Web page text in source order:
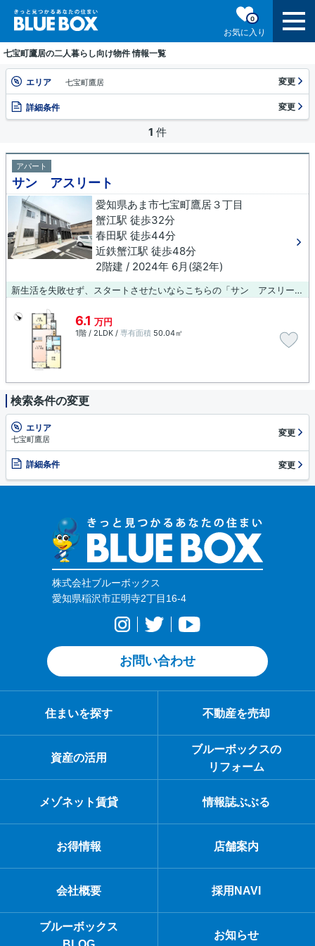
お気に入り
0
七宝町鷹居の二人暮らし向け物件 情報一覧
エリア 七宝町鷹居 変更
詳細条件 変更
1 件
アパート
サン アスリート
愛知県あま市七宝町鷹居３丁目
蟹江駅 徒歩32分
春田駅 徒歩44分
近鉄蟹江駅 徒歩48分
2階建 / 2024年 6月(築2年)
新生活を失敗せず、スタートさせたいならこちらの「サン アスリート」はいかがでしょうか。築2年の築浅物件。アパートタイプのお部屋です。こちらの物件もステキですが、ご覧になられた物件は当社で取り扱っている一部です。あま市地域で更に物件情報をお求めなら、inazawa@bluebox.co.jpまでご連絡ください。
6.1 万円
1階 / 2LDK / 専有面積 50.04㎡
検索条件の変更
エリア
七宝町鷹居
変更
詳細条件 変更
株式会社ブルーボックス
愛知県稲沢市正明寺2丁目16-4
お問い合わせ
住まいを探す 不動産を売却
資産の活用
ブルーボックスの
リフォーム
メゾネット賃貸 情報誌ぶぶる
お得情報 店舗案内
会社概要 採用NAVI
ブルーボックス
お知らせ